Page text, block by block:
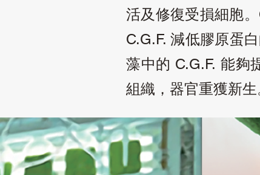
活及修復受損細胞。
C.G.F. 減低膠原蛋
藻中的 C.G.F.能夠
組織，器官重獲新